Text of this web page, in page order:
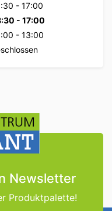
- 17:00
- 17:00
- 13:00
Newsletter
Produktpalette!